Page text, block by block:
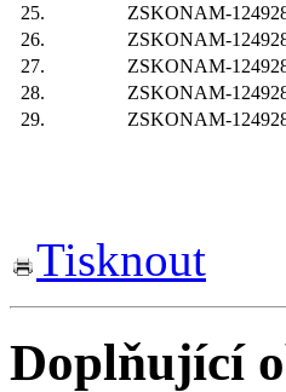
25.
ZSKONAM-
26.
ZSKONAM-
27.
ZSKONAM-
28.
ZSKONAM-
29.
ZSKONAM-
Tisknout
Doplňující